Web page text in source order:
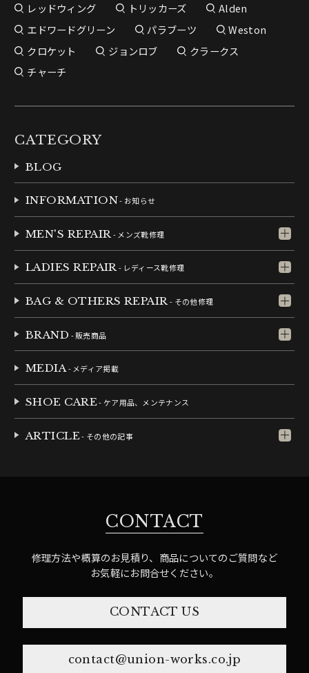
レッドウィング トリッカーズ
Alden
エドワードグリーン
パラブーツ
Weston
クロケット
ジョンロブ
クラークス
チャーチ
CATEGORY
BLOG
INFORMATION- お知らせ
MEN'S REPAIR- メンズ靴修理
LADIES REPAIR- レディース靴修理
BAG & OTHERS REPAIR- その他修理
BRAND - 販売商品
MEDIA- メディア掲載
SHOE CARE- ケア用品、メンテナンス
ARTICLE- その他の記事
CONTACT
修理方法や概算のお見積り、商品についてのご質問など
お気軽にお問合せください。
CONTACT US
contact@union-works.co.jp